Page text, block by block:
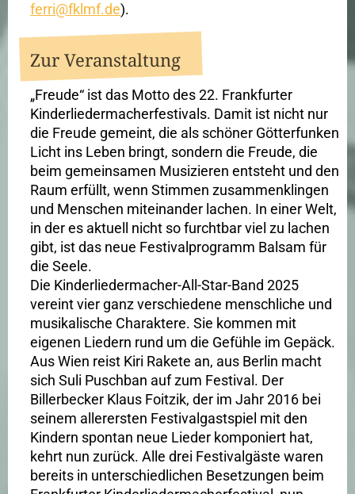
ferri@fklmf.de).
Zur Veranstaltung
„Freude“ ist das Motto des 22. Frankfurter
Kinderliedermacherfestivals. Damit ist nicht nur
die Freude gemeint, die als schöner Götterfunken
Licht ins Leben bringt, sondern die Freude, die
beim gemeinsamen Musizieren entsteht und den
Raum erfüllt, wenn Stimmen zusammenklingen
und Menschen miteinander lachen. In einer Welt,
in der es aktuell nicht so furchtbar viel zu lachen
gibt, ist das neue Festivalprogramm Balsam für
die Seele.
Die Kinderliedermacher-All-Star-Band 2025
vereint vier ganz verschiedene menschliche und
musikalische Charaktere. Sie kommen mit
eigenen Liedern rund um die Gefühle im Gepäck.
Aus Wien reist Kiri Rakete an, aus Berlin macht
sich Suli Puschban auf zum Festival. Der
Billerbecker Klaus Foitzik, der im Jahr 2016 bei
seinem allerersten Festivalgastspiel mit den
Kindern spontan neue Lieder komponiert hat,
kehrt nun zurück. Alle drei Festivalgäste waren
bereits in unterschiedlichen Besetzungen beim